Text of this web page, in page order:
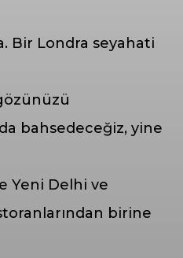
Bir Londra seyahati
bahsedeceğiz, yine
Yeni Delhi ve
birine